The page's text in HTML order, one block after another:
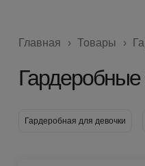
Главная Товары
Гардеробная для девочки